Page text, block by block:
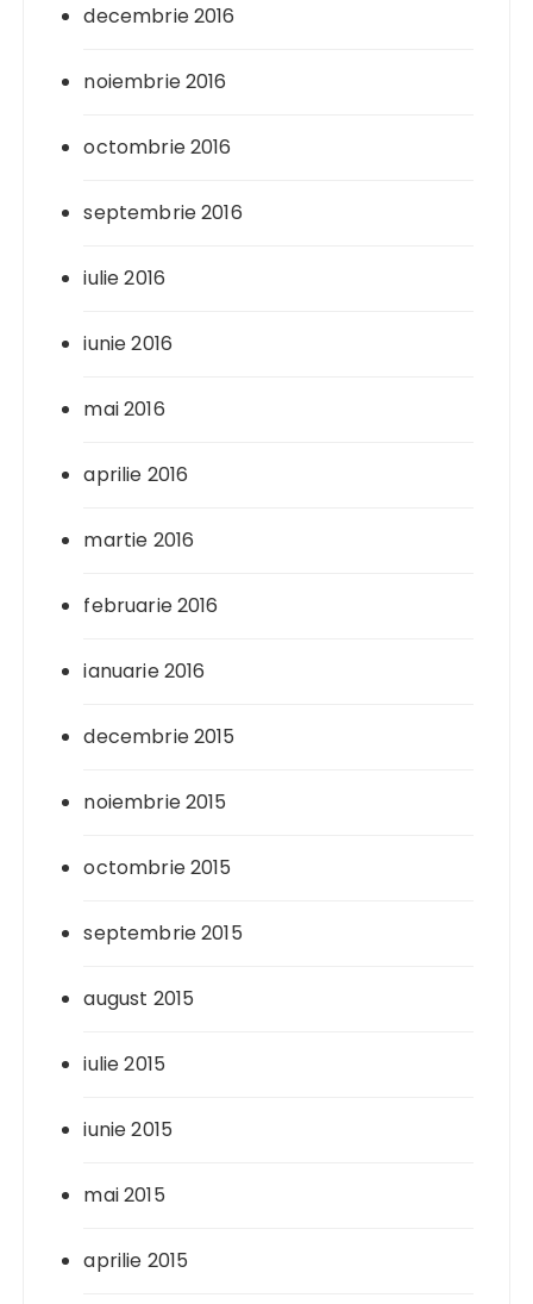
decembrie 2016
noiembrie 2016
octombrie 2016
septembrie 2016
iulie 2016
iunie 2016
mai 2016
aprilie 2016
martie 2016
februarie 2016
ianuarie 2016
decembrie 2015
noiembrie 2015
octombrie 2015
septembrie 2015
august 2015
iulie 2015
iunie 2015
mai 2015
aprilie 2015